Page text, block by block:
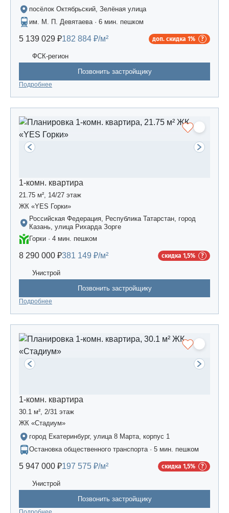
посёлок Октябрьский, Зелёная улица
им. М. П. Девятаева · 6 мин. пешком
5 139 029 ₽182 884 ₽/м² доп. скидка 1%
ФСК-регион
Позвонить застройщику
Подробнее
1-комн. квартира
21.75 м², 14/27 этаж
ЖК «YES Горки»
Российская Федерация, Республика Татарстан, город
Казань, улица Рихарда Зорге
Горки · 4 мин. пешком
8 290 000 ₽381 149 ₽/м² скидка 1,5%
Унистрой
Позвонить застройщику
Подробнее
1-комн. квартира
30.1 м², 2/31 этаж
ЖК «Стадиум»
город Екатеринбург, улица 8 Марта, корпус 1
Остановка общественного транспорта · 5 мин. пешком
5 947 000 ₽197 575 ₽/м² скидка 1,5%
Унистрой
Позвонить застройщику